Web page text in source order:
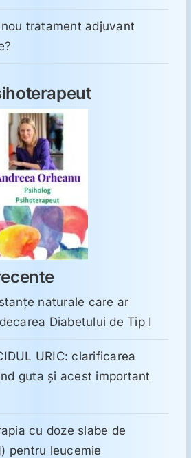
tratament adjuvant
naturale care ar
Diabetului de Tip I
URIC: clarificarea
guta și acest important
cu doze slabe de
pentru leucemie